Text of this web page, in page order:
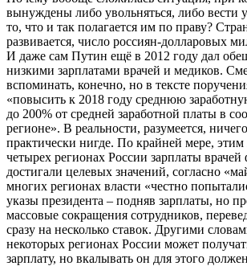
вынуждены либо увольняться, либо вести
то, что и так полагается им по праву?
развивается, число россиян-долларовых
И даже сам Путин ещё в 2012 году дал
низкими зарплатами врачей и медиков.
вспоминать, конечно, но в тексте
«повысить к 2018 году среднюю
до 200% от средней заработной платы в
регионе». В реальности, разумеется,
практически нигде. По крайней мере, этим
четырех регионах России зарплаты
достигали целевых значений, согласно
многих регионах власти «честно
указы президента – подняв зарплаты, но
массовые сокращения сотрудников,
сразу на несколько ставок. Другими
некоторых регионах России может
зарплату, но вкалывать он для этого